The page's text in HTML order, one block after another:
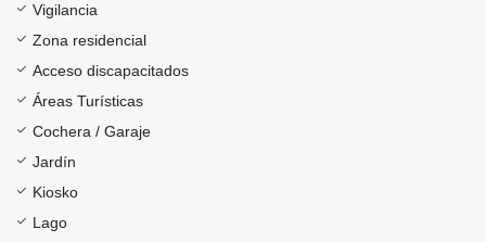
Vigilancia
Zona residencial
Acceso discapacitados
Áreas Turísticas
Cochera / Garaje
Jardín
Kiosko
Lago